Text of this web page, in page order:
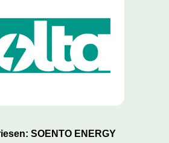
SOENTO ENERGY